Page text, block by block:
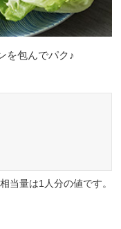
を包んでパク♪
当量は1人分の値です。